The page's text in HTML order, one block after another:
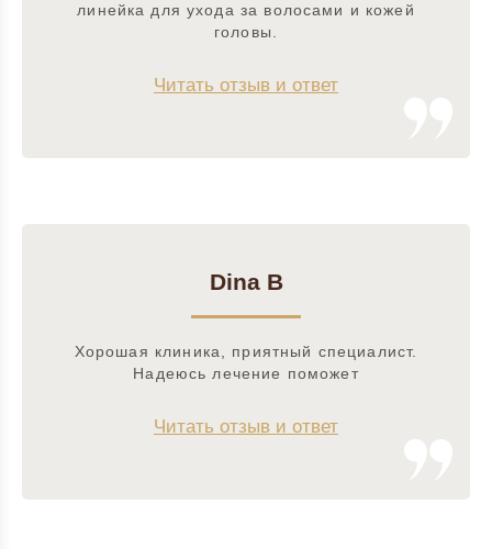
линейка для ухода за волосами и кожей
головы.
Читать отзыв и ответ
Dina B
Хорошая клиника, приятный специалист.
Надеюсь лечение поможет
Читать отзыв и ответ